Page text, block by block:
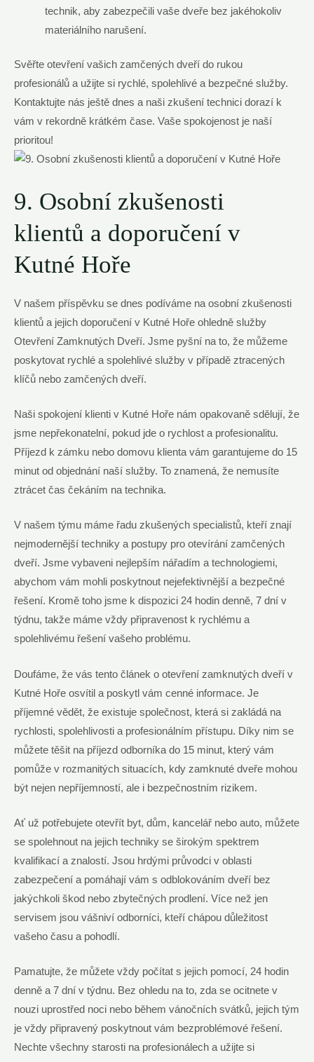
technik, aby zabezpečili vaše dveře bez jakéhokoliv
materiálního narušení.
Svěřte otevření vašich zamčených dveří do rukou
profesionálů a užijte si rychlé, spolehlivé a bezpečné služby.
Kontaktujte nás ještě dnes a naši zkušení technici dorazí k
vám v rekordně krátkém čase. Vaše spokojenost je naší
prioritou!
9. Osobní zkušenosti
klientů a doporučení v
Kutné Hoře
V našem příspěvku se dnes podíváme na osobní zkušenosti
klientů a jejich doporučení v Kutné Hoře ohledně služby
Otevření Zamknutých Dveří. Jsme pyšní na to, že můžeme
poskytovat rychlé a spolehlivé služby v případě ztracených
klíčů nebo zamčených dveří.
Naši spokojení klienti v Kutné Hoře nám opakovaně sdělují, že
jsme nepřekonatelní, pokud jde o rychlost a profesionalitu.
Příjezd k zámku nebo domovu klienta vám garantujeme do 15
minut od objednání naší služby. To znamená, že nemusíte
ztrácet čas čekáním na technika.
V našem týmu máme řadu zkušených specialistů, kteří znají
nejmodernější techniky a postupy pro otevírání zamčených
dveří. Jsme vybaveni nejlepším nářadím a technologiemi,
abychom vám mohli poskytnout nejefektivnější a bezpečné
řešení. Kromě toho jsme k dispozici 24 hodin denně, 7 dní v
týdnu, takže máme vždy připravenost k rychlému a
spolehlivému řešení vašeho problému.
Doufáme, že vás tento článek o otevření zamknutých dveří v
Kutné Hoře osvítil a poskytl vám cenné informace. Je
příjemné vědět, že existuje společnost, která si zakládá na
rychlosti, spolehlivosti a profesionálním přístupu. Díky nim se
můžete těšit na příjezd odborníka do 15 minut, který vám
pomůže v rozmanitých situacích, kdy zamknuté dveře mohou
být nejen nepříjemností, ale i bezpečnostním rizikem.
Ať už potřebujete otevřít byt, dům, kancelář nebo auto, můžete
se spolehnout na jejich techniky se širokým spektrem
kvalifikací a znalostí. Jsou hrdými průvodci v oblasti
zabezpečení a pomáhají vám s odblokováním dveří bez
jakýchkoli škod nebo zbytečných prodlení. Více než jen
servisem jsou vášniví odborníci, kteří chápou důležitost
vašeho času a pohodlí.
Pamatujte, že můžete vždy počítat s jejich pomocí, 24 hodin
denně a 7 dní v týdnu. Bez ohledu na to, zda se ocitnete v
nouzi uprostřed noci nebo během vánočních svátků, jejich tým
je vždy připravený poskytnout vám bezproblémové řešení.
Nechte všechny starosti na profesionálech a užijte si